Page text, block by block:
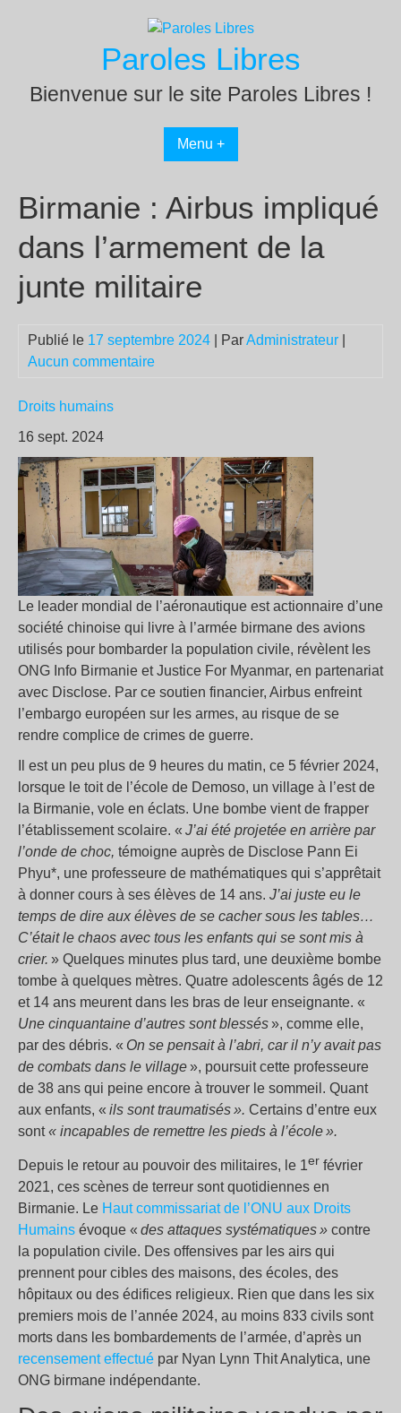
Paroles Libres
Bienvenue sur le site Paroles Libres !
Menu +
Birmanie : Airbus impliqué
dans l’armement de la
junte militaire
Publié le 17 septembre 2024 | ParAdministrateur
Aucun commentaire
Droits humains
16 sept. 2024
Le leader mondial de l’aéronautique est actionnaire d’une
société chinoise qui livre à l’armée birmane des avions
utilisés pour bombarder la population civile, révèlent les
ONG Info Birmanie et Justice For Myanmar, en partenariat
avec Disclose. Par ce soutien financier, Airbus enfreint
l’embargo européen sur les armes, au risque de se
rendre complice de crimes de guerre.
Il est un peu plus de 9 heures du matin, ce 5 février 2024,
lorsque le toit de l’école de Demoso, un village à l’est de
la Birmanie, vole en éclats. Une bombe vient de frapper
l’établissement scolaire. « J’ai été projetée en arrière par
l’onde de choc, témoigne auprès de Disclose Pann Ei
Phyu*, une professeure de mathématiques qui s’apprêtait
à donner cours à ses élèves de 14 ans. J’ai juste eu le
temps de dire aux élèves de se cacher sous les tables…
C’était le chaos avec tous les enfants qui se sont mis à
crier. » Quelques minutes plus tard, une deuxième bombe
tombe à quelques mètres. Quatre adolescents âgés de 12
et 14 ans meurent dans les bras de leur enseignante. «
Une cinquantaine d’autres sont blessés», comme elle,
par des débris. « On se pensait à l’abri, car il n’y avait pas
de combats dans le village», poursuit cette professeure
de 38 ans qui peine encore à trouver le sommeil. Quant
aux enfants, « ils sont traumatisés ». Certains d’entre eux
sont« incapables de remettre les pieds à l’école ».
Depuis le retour au pouvoir des militaires, le 1er février
2021, ces scènes de terreur sont quotidiennes en
Birmanie. Le Haut commissariat de l’ONU aux Droits
Humains évoque « des attaques systématiques » contre
la population civile. Des offensives par les airs qui
prennent pour cibles des maisons, des écoles, des
hôpitaux ou des édifices religieux. Rien que dans les six
premiers mois de l’année 2024, au moins 833 civils sont
morts dans les bombardements de l’armée, d’après un
recensement effectué par Nyan Lynn Thit Analytica, une
ONG birmane indépendante.